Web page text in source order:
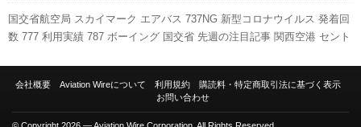
国交省航空局 スカイマーク エアバス 737NG 新型コロナウイルス 発着回
数 777 利用実績 787 ボーイング 国交省 先週の注目記事 関西空港 セント
乗務員 A350 XWB 旅客数 キャンペーン 伊丹空港 人事 日本航空 スター
会社概要 Aviation Wireについて 利用規約
購読料・特定商取引法に基づく表示
お問い合わせ